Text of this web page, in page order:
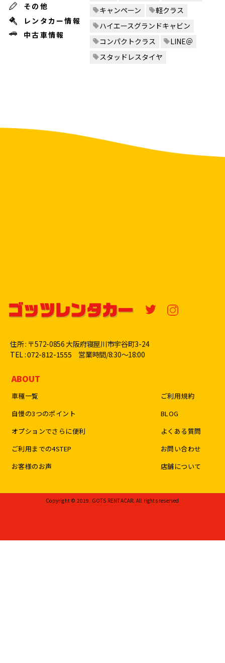
その他
レンタカー情報
中古車情報
キャンペーン
軽クラス
ハイエースグランドキャビン
コンパクトクラス
LINE＠
スタッドレスタイヤ
住所 : 〒572-0856 大阪府寝屋川市宇谷町3-24
TEL : 072-812-1555 営業時間/8:30〜18:00
ABOUT
車種一覧
ご利用規約
自慢の3つのポイント
BLOG
オプションでさらに便利
よくある質問
ご利用までの4STEP
お問い合わせ
お客様のお声
店舗について
Copyright © 2019. GOTS RENTACAR. All rights reserved